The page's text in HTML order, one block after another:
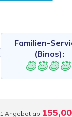
Familien-
(Binos):
1 Angebot ab